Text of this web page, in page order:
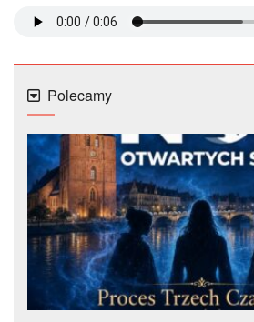
Polecamy